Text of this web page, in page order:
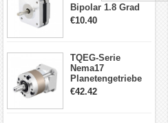
Bipolar 1.8 Grad
8.7Ncm 1A 3.5V 4
€10.40
TQEG-Serie
Nema17
Planetengetriebe
10:1 Spiel 15Arc-
€42.42